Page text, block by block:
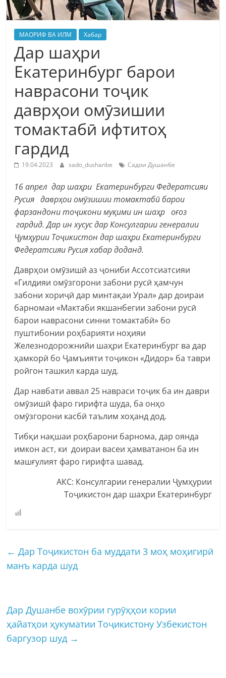
МАОРИФ ВА ИЛМ Хабар
Дар шаҳри
Екатеринбург барои
наврасони тоҷик
даврҳои омӯзишии
томактабӣ ифтитоҳ
гардид
19.04.2023 sado_dushanbe Садои Душанбе
16 апрел дар шаҳри Екатеринбурги Федератсияи
Русия даврҳои омӯзишии томактабӣ барои
фарзандони тоҷикони муқими ин шаҳр оғоз
гардид. Дар ин хусус дар Консулгарии генералии
Ҷумҳурии Тоҷикистон дар шаҳри Екатеринбурги
Федератсияи Русия хабар доданд.
Даврҳои омӯзишӣ аз ҷониби Ассотсиатсияи
«Гилдияи омӯзгорони забони русӣ ҳамчун
забони хориҷӣ дар минтақаи Урал» дар доираи
барномаи «Мактаби якшанбегии забони русӣ
барои наврасони синни томактабӣ» бо
пуштибонии роҳбарияти ноҳияи
Железнодорожнийи шаҳри Екатеринбург ва дар
ҳамкорӣ бо Ҷамъияти тоҷикон «Дидор» ба таври
ройгон ташкил карда шуд.
Дар навбати аввал 25 навраси тоҷик ба ин даври
омӯзишӣ фаро гирифта шуда, ба онҳо
омӯзгорони касбӣ таълим хоҳанд дод.
Тибқи нақшаи роҳбарони барнома, дар оянда
имкон аст, ки доираи васеи ҳамватанон ба ин
машғулият фаро гирифта шавад.
АКС: Консулгарии генералии Ҷумҳурии
Тоҷикистон дар шаҳри Екатеринбург
← Дар Тоҷикистон ба муддати 3 моҳ моҳигирӣ
манъ карда шуд
Дар Душанбе вохӯрии гурӯҳҳои кории
ҳайатҳои ҳукуматии Тоҷикистону Узбекистон
баргузор шуд →